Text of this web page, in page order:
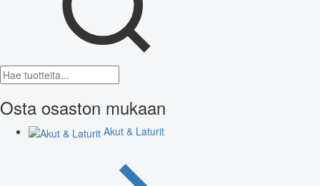
Osta osaston mukaan
Akut & Laturit